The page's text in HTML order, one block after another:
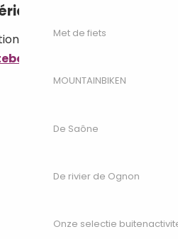
Met de fiets
MOUNTAINBIKEN
De Saône
De rivier de Ognon
Onze selectie
LA MARTINA
70290 Plancher-Bas